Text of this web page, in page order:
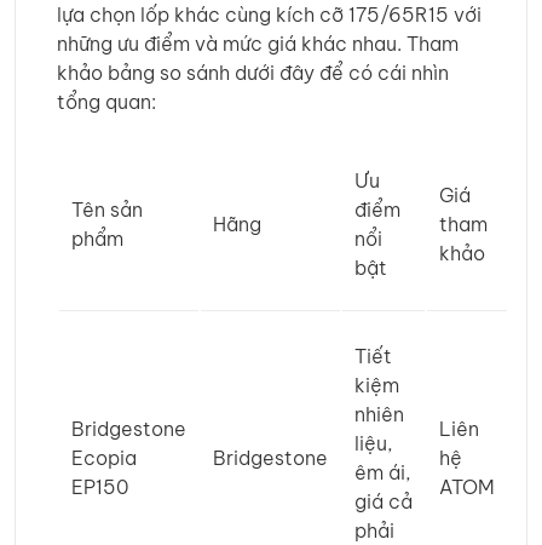
lựa chọn lốp khác cùng kích cỡ 175/65R15 với
những ưu điểm và mức giá khác nhau. Tham
khảo bảng so sánh dưới đây để có cái nhìn
tổng quan:
Tên sản
phẩm
Hãng
Ưu
điểm
nổi
bật
Giá
tham
khảo
Bridgestone
Ecopia
EP150
Bridgestone
Tiết
kiệm
nhiên
liệu,
êm ái,
giá cả
phải
Liên
hệ
ATOM